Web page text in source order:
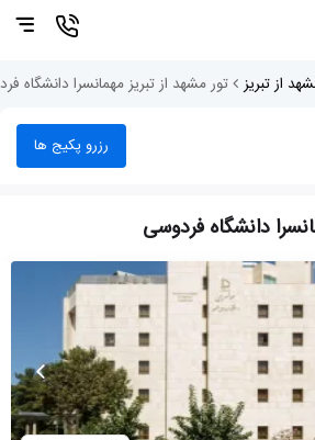
از تبریز تور مشهد از تبریز مهمانسرا دانشگاه
رزرو پکیج ها
دانشگاه فردوسی